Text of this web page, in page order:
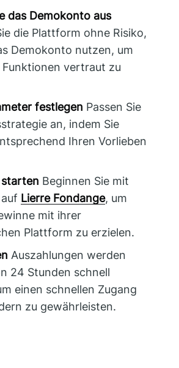
das Demokonto aus
die Plattform ohne Risiko,
Demokonto nutzen, um
vertraut zu
festlegen Passen Sie
an, indem Sie
Ihren Vorlieben
Beginnen Sie mit
Lierre Fondange, um
mit ihrer
Plattform zu erzielen.
Auszahlungen werden
24 Stunden schnell
einen schnellen Zugang
zu gewährleisten.